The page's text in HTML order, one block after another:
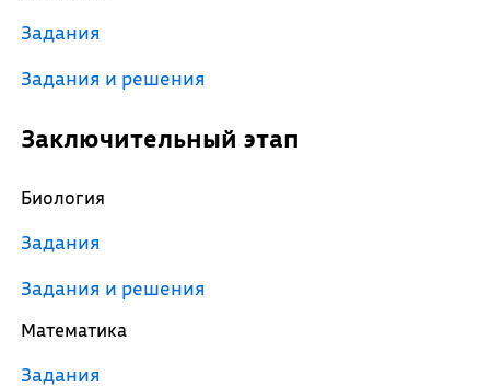
Задания
Задания и решения
Заключительный этап
Биология
Задания
Задания и решения
Математика
Задания